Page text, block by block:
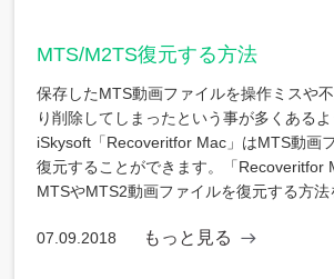
MTS/M2TS復元する方法
保存したMTS動画ファイルを操作ミスや
り削除してしまったという事が多くあるよ
iSkysoft「Recoveritfor Mac」はMTS動画
復元することができます。「Recoveritfor
MTSやMTS2動画ファイルを復元する方法
07.09.2018 もっと見る